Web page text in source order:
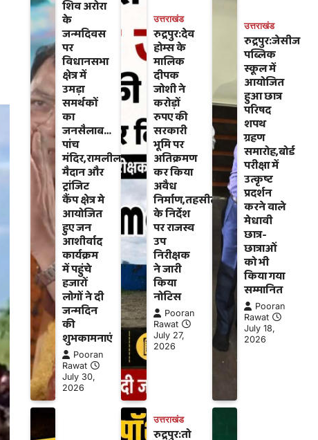
शिव अरोरा
के
जन्मदिवस
पर
विधानसभा
क्षेत्र में
उमड़ा
समर्थकों
का
जनसैलाब…
पांच
मंदिर,रामलीला
मैदान और
ट्रांजिट
कैंप क्षेत्र मे
आयोजित
हुए जन
आशीर्वाद
कार्यक्रम
में पहुंचे
हजारों
लोगों ने दी
जन्मदिन
की
शुभकामनाएं
Pooran
Rawat
July 30,
2026
उत्तराखंड
रुद्रपुर:देव
होम्स के
मालिक
दीपक
जोशी ने
करोड़ों
रुपए की
सरकारी
भूमि पर
अतिक्रमण
कर किया
अवैध
निर्माण,तहसीलदार
के निर्देश
पर राजस्व
उप
निरीक्षक
ने जारी
किया
नोटिस
Pooran
Rawat
July 27,
2026
उत्तराखंड
रुद्रपुर:जेसीज
पब्लिक
स्कूल में
आयोजित
हुआ छात्र
परिषद
शपथ
ग्रहण
समारोह,बोर्ड
परीक्षा में
उत्कृष्ट
प्रदर्शन
करने वाले
मेधावी
छात्र-
छात्राओं
को भी
किया गया
सम्मानित
Pooran
Rawat
July 18,
2026
उत्तराखंड
रुद्रपुर:तो